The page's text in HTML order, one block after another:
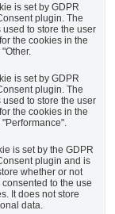
is set by GDPR
plugin. The
used to store the user
the cookies in the
is set by GDPR
plugin. The
used to store the user
the cookies in the
is set by the GDPR
plugin and is
whether or not
to the use
It does not store
data.